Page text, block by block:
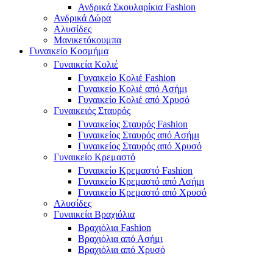
Ανδρικά Σκουλαρίκια Fashion
Ανδρικά Δώρα
Αλυσίδες
Μανικετόκουμπα
Γυναικείο Κοσμήμα
Γυναικεία Κολιέ
Γυναικείο Κολιέ Fashion
Γυναικείο Κολιέ από Ασήμι
Γυναικείο Κολιέ από Χρυσό
Γυναικειός Σταυρός
Γυναικείος Σταυρός Fashion
Γυναικείος Σταυρός από Ασήμι
Γυναικείος Σταυρός από Χρυσό
Γυναικείο Κρεμαστό
Γυναικείο Κρεμαστό Fashion
Γυναικείο Κρεμαστό από Ασήμι
Γυναικείο Κρεμαστό από Χρυσό
Αλυσίδες
Γυναικεία Βραχιόλια
Βραχιόλια Fashion
Βραχιόλια από Ασήμι
Βραχιόλια από Χρυσό